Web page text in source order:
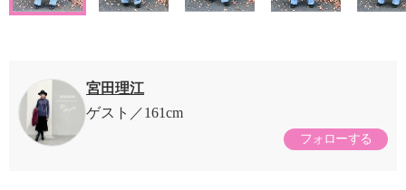
宮田理江
ゲスト
161cm
フォローする